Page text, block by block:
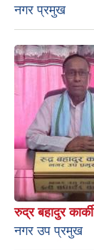
नगर प्रमुख
रुद्र बहादुर कार्की
नगर उप प्रमुख